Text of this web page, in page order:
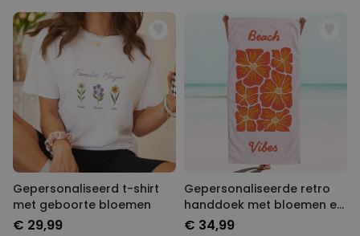
Gepersonaliseerd t-shirt
met geboorte bloemen
€ 29,99
Gepersonaliseerde retro
handdoek met bloemen en
tekst
€ 34,99